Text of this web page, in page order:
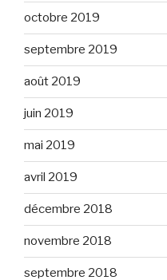
octobre 2019
septembre 2019
août 2019
juin 2019
mai 2019
avril 2019
décembre 2018
novembre 2018
septembre 2018